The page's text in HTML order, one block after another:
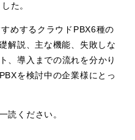
た。
めするクラウドPBX6種の
解説、主な機能、失敗しな
、導入までの流れを分かり
を検討中の企業様にとっ
読ください。